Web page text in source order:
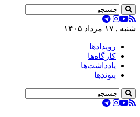
شنبه , ۱۷ مرداد ۱۴۰۵
رویدادها
کارگاه‌ها
یادداشت‌ها
پیوندها